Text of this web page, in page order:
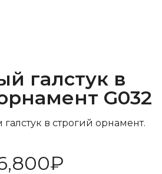
галстук в
G032
в строгий орнамент.
₽